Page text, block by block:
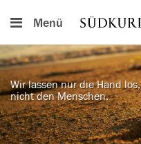
Menü
Wir lassen nur die Hand los,
nicht den Menschen.